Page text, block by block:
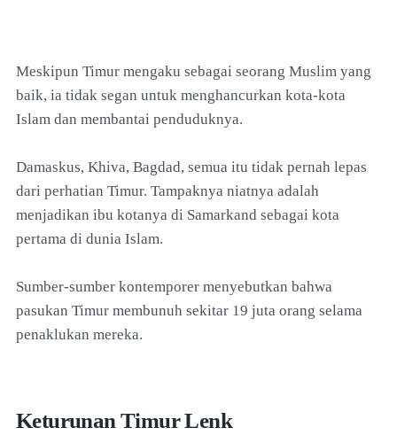
Meskipun Timur mengaku sebagai seorang Muslim yang
baik, ia tidak segan untuk menghancurkan kota-kota
Islam dan membantai penduduknya.
Damaskus, Khiva, Bagdad, semua itu tidak pernah lepas
dari perhatian Timur. Tampaknya niatnya adalah
menjadikan ibu kotanya di Samarkand sebagai kota
pertama di dunia Islam.
Sumber-sumber kontemporer menyebutkan bahwa
pasukan Timur membunuh sekitar 19 juta orang selama
penaklukan mereka.
Keturunan Timur Lenk